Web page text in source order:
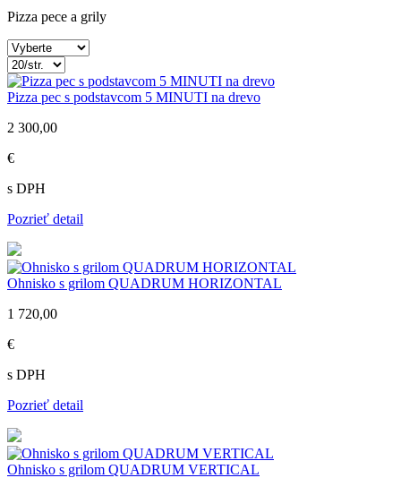
Pizza pece a grily
Pizza pec s podstavcom 5 MINUTI na drevo
2 300,00
€
s DPH
Pozrieť detail
Ohnisko s grilom QUADRUM HORIZONTAL
1 720,00
€
s DPH
Pozrieť detail
Ohnisko s grilom QUADRUM VERTICAL